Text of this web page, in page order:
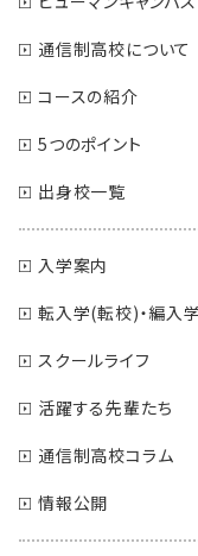
通信制高校について
コースの紹介
5つのポイント
出身校一覧
入学案内
転入学(転校)・編入
スクールライフ
活躍する先輩たち
通信制高校コラム
情報公開